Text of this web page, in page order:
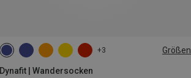
+3 Größen
Dynafit | Wandersocken
35|36|37|38 39|40|41|42